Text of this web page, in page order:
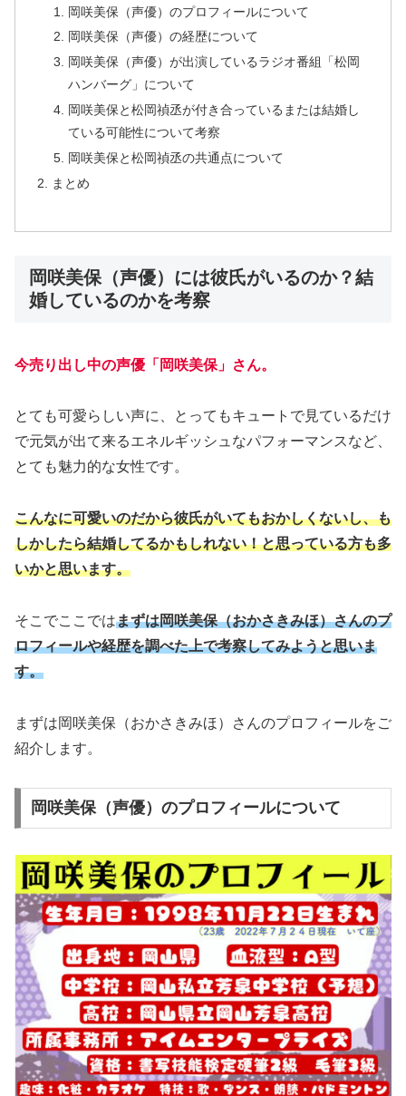
岡咲美保（声優）のプロフィールについて
岡咲美保（声優）の経歴について
岡咲美保（声優）が出演しているラジオ番組「松岡
ハンバーグ」について
岡咲美保と松岡禎丞が付き合っているまたは結婚し
ている可能性について考察
岡咲美保と松岡禎丞の共通点について
まとめ
岡咲美保（声優）には彼氏がいるのか？結
婚しているのかを考察
今売り出し中の声優「岡咲美保」さん。
とても可愛らしい声に、とってもキュートで見ているだけ
で元気が出て来るエネルギッシュなパフォーマンスなど、
とても魅力的な女性です。
こんなに可愛いのだから彼氏がいてもおかしくないし、も
しかしたら結婚してるかもしれない！と思っている方も多
いかと思います。
そこでここではまずは岡咲美保（おかさきみほ）さんのプ
ロフィールや経歴を調べた上で考察してみようと思いま
す。
まずは岡咲美保（おかさきみほ）さんのプロフィールをご
紹介します。
岡咲美保（声優）のプロフィールについて